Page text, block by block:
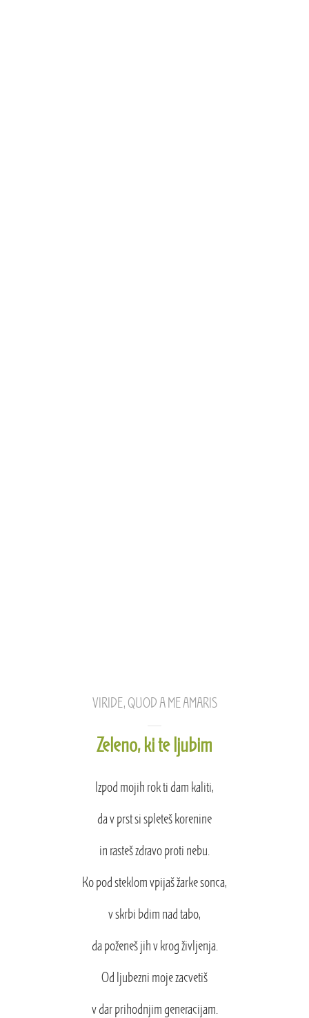
VIRIDE, QUOD A ME AMARIS
Zeleno, ki te ljubim
Izpod mojih rok ti dam kaliti,
da v prst si spleteš korenine
in rasteš zdravo proti nebu.
Ko pod steklom vpijaš žarke sonca,
v skrbi bdim nad tabo,
da poženeš jih v krog življenja.
Od ljubezni moje zacvetiš
v dar prihodnjim generacijam.